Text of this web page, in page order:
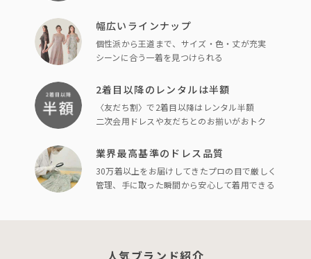
幅広いラインナップ
個性派から王道まで、サイズ・色・丈が充実
シーンに合う一着を見つけられる
2着目以降のレンタルは半額
〈友だち割〉で2着目以降はレンタル半額
二次会用ドレスや友だちとのお揃いがおトク
業界最高基準のドレス品質
30万着以上をお届けしてきたプロの目で厳しく
管理、手に取った瞬間から安心して着用できる
人気ブランド紹介